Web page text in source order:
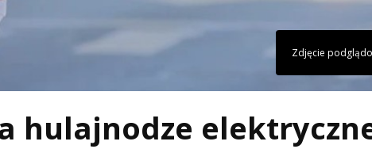
Zdjęcie
hulajnodze